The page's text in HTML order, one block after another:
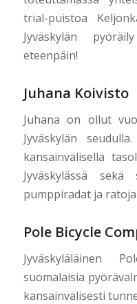
trial-puistoa
Jyväskylän
eteenpäin!
Juhana Koivisto
Juhana​ ​on​ ​ollut​
Jyväskylän​
kansainvälisellä​
Jyväskylässä​ ​sekä​
pumppiradat​ ​ja​
Pole Bicycle
Jyväskyläläinen
suomalaisia
kansainvälisesti